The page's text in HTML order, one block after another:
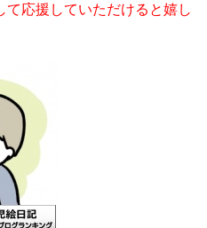
て応援していただけると嬉し